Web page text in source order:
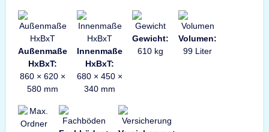
Außenmaße
HxBxT:
860 × 620 ×
580 mm
Innenmaße
HxBxT:
680 × 450 ×
340 mm
Gewicht:
610 kg
Volumen:
99 Liter